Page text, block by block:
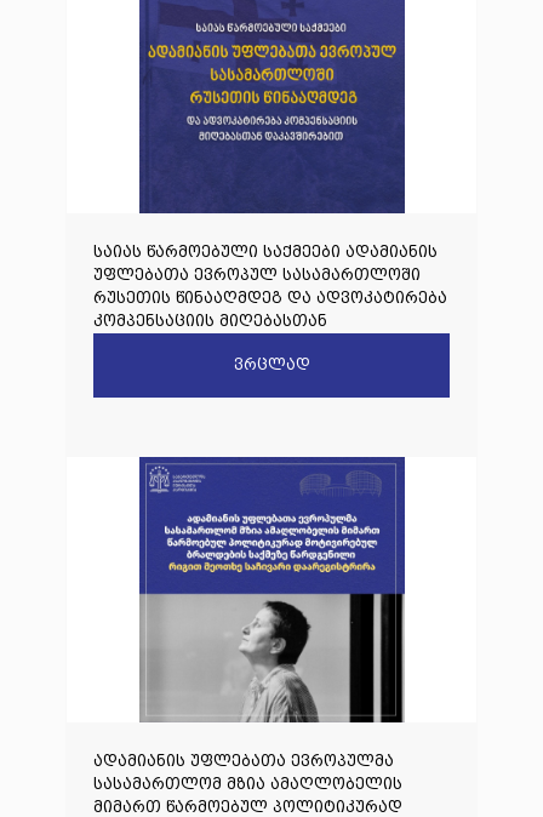
საიას წარმოებული საქმეები ადამიანის
უფლებათა ევროპულ სასამართლოში
რუსეთის წინააღმდეგ და ადვოკატირება
კომპენსაციის მიღებასთან
ვრცლად
ადამიანის უფლებათა ევროპულმა
სასამართლომ მზია ამაღლობელის
მიმართ წარმოებულ პოლიტიკურად